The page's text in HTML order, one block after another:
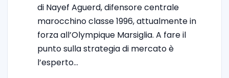
di Nayef Aguerd, difensore centrale
marocchino classe 1996, attualmente in
forza all’Olympique Marsiglia. A fare il
punto sulla strategia di mercato è
l’esperto…